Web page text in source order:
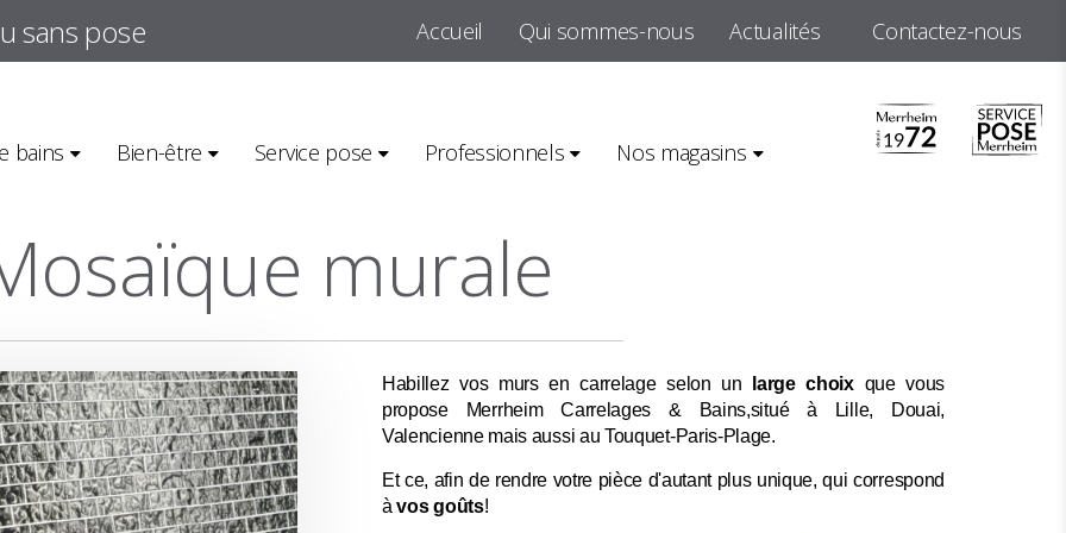
sans pose Accueil Qui sommes-nous Actualités Contactez-nous
bains Bien-être Service pose Professionnels Nos magasins
ici : Nos réalisations carrelage Carrelage mural Mosaïque murale
murale
Habillez vos murs en carrelage selon un large choixque vous
propose Merrheim Carrelages & Bains,situé à Lille, Douai,
Valencienne mais aussi au Touquet-Paris-Plage.
Et ce, afin de rendre votre pièce d'autant plus unique, qui correspond
àvos goûts!